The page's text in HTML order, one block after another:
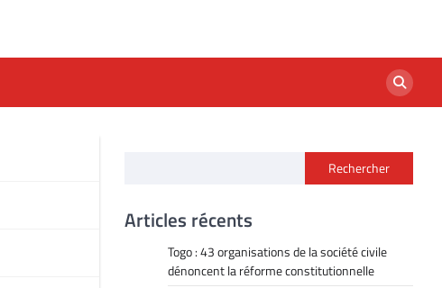
Rechercher
Articles récents
Togo : 43 organisations de la société civile
dénoncent la réforme constitutionnelle